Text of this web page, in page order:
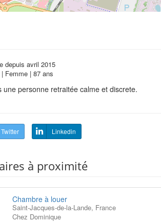
depuis avril 2015
Femme | 87 ans
une personne retraitée calme et discrete.
Twitter Linkedin
à proximité
Chambre à louer
Saint-Jacques-de-la-Lande, France
Chez Dominique